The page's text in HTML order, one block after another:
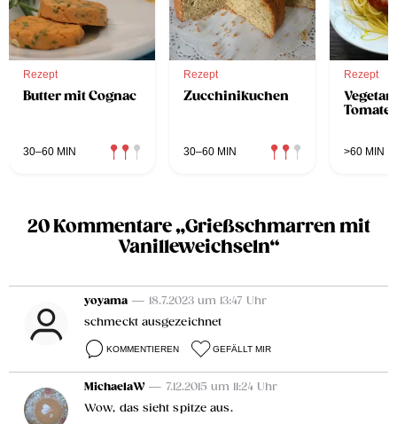
Rezept
Butter mit Cognac
30–60 MIN
Rezept
Zucchinikuchen
30–60 MIN
Rezept
>60 MIN
20 Kommentare „Grießschmarren mit
Vanilleweichseln“
yoyama — 18.7.2023 um 13:47 Uhr
schmeckt ausgezeichnet
KOMMENTIEREN GEFÄLLT MIR
MichaelaW — 7.12.2015 um 11:24 Uhr
Wow, das sieht spitze aus.